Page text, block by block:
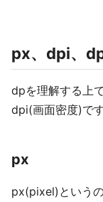
px、dpi、
dpを理解する上
dpi(画面密度)です
px
px(pixel)という